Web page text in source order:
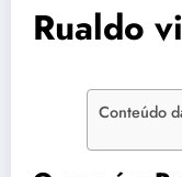
Rualdo
Conteúdo